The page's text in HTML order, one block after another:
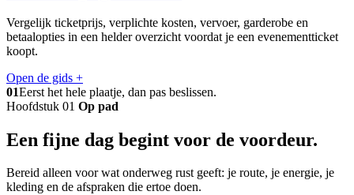
Vergelijk ticketprijs, verplichte kosten, vervoer, garderobe en
betaalopties in een helder overzicht voordat je een evenementticket
koopt.
Open de gids +
01Eerst het hele plaatje, dan pas beslissen.
Hoofdstuk 01 Op pad
Een fijne dag begint voor de voordeur.
Bereid alleen voor wat onderweg rust geeft: je route, je energie, je
kleding en de afspraken die ertoe doen.